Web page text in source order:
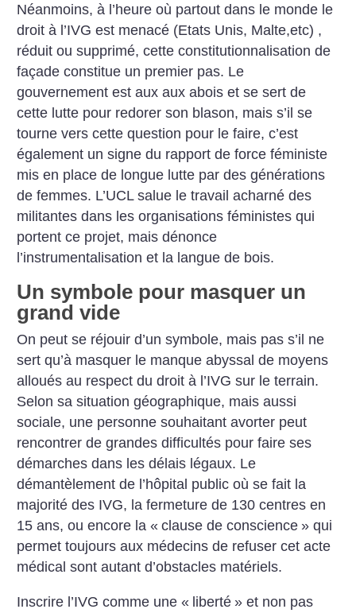
Néanmoins, à l’heure où partout dans le monde le
droit à l’IVG est menacé (Etats Unis, Malte,etc) ,
réduit ou supprimé, cette constitutionnalisation de
façade constitue un premier pas. Le
gouvernement est aux aux abois et se sert de
cette lutte pour redorer son blason, mais s’il se
tourne vers cette question pour le faire, c’est
également un signe du rapport de force féministe
mis en place de longue lutte par des générations
de femmes. L’UCL salue le travail acharné des
militantes dans les organisations féministes qui
portent ce projet, mais dénonce
l’instrumentalisation et la langue de bois.
Un symbole pour masquer un
grand vide
On peut se réjouir d’un symbole, mais pas s’il ne
sert qu’à masquer le manque abyssal de moyens
alloués au respect du droit à l’IVG sur le terrain.
Selon sa situation géographique, mais aussi
sociale, une personne souhaitant avorter peut
rencontrer de grandes difficultés pour faire ses
démarches dans les délais légaux. Le
démantèlement de l’hôpital public où se fait la
majorité des IVG, la fermeture de 130 centres en
15 ans, ou encore la « clause de conscience » qui
permet toujours aux médecins de refuser cet acte
médical sont autant d’obstacles matériels.
Inscrire l’IVG comme une « liberté » et non pas